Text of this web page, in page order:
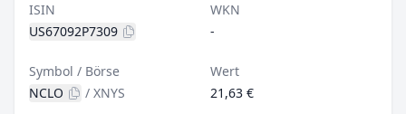
ISIN
US67092P7309
WKN
-
Symbol / Börse
NCLO
/ XNYS
Wert
21,63 €